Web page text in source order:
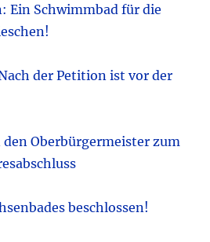
Ein Schwimmbad für die
der Petition ist vor der
Oberbürgermeister zum
beschlossen!